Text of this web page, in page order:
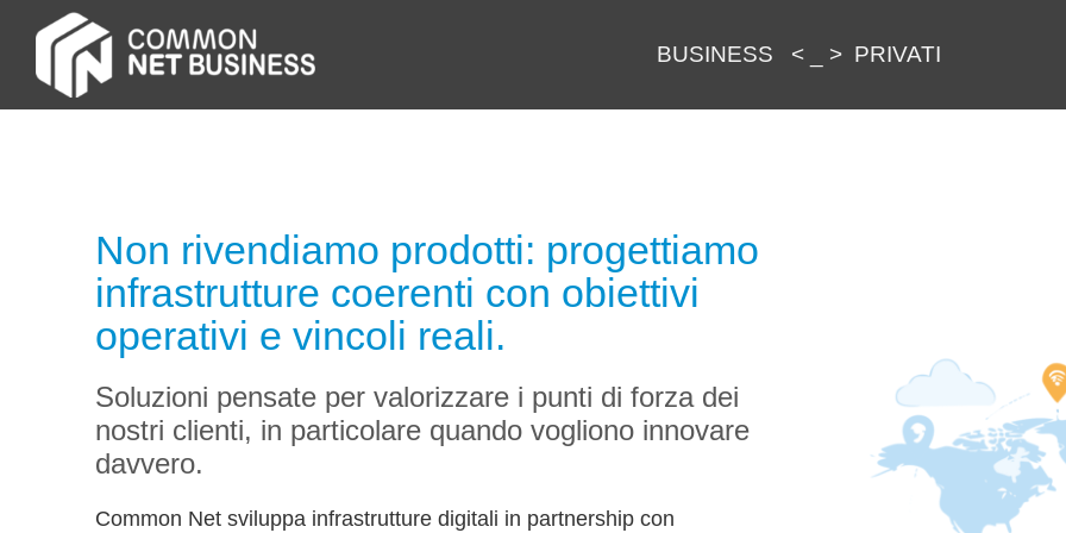
contenuto
BUSINESS < > PRIVATI
Non rivendiamo prodotti: progettiamo
infrastrutture coerenti con obiettivi
operativi e vincoli reali.
Soluzioni pensate per valorizzare i punti di forza dei
nostri clienti, in particolare quando vogliono innovare
davvero.
Common Net sviluppa infrastrutture digitali in partnership con